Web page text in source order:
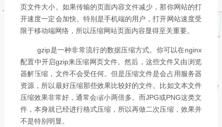
页文件大小。如果传输的页面内容文件减少，那你网站的打
开速度一定会加快。特别是手机端的用户，打开网站速度受
限于移动端网络，所以压缩网站页面内容显得至关重要。
gzip是一种非常流行的数据压缩方式。你可以在nginx
配置中开启gzip来压缩网页文件。然后，这些文件又由浏览
器解压缩，文件不会受任何。但是压缩文件是会占用服务器
资源，所以最好压缩那些效果比较好的文件。比如文本文件
压缩效果非常好，通常会缩小两倍多。而JPG或PNG这类文
件，本身就已经进行格式压缩，所以再做二次压缩，效果并
不是特别明显。